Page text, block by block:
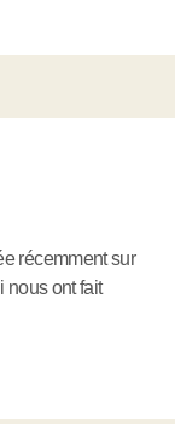
récemment sur
nous ont fait